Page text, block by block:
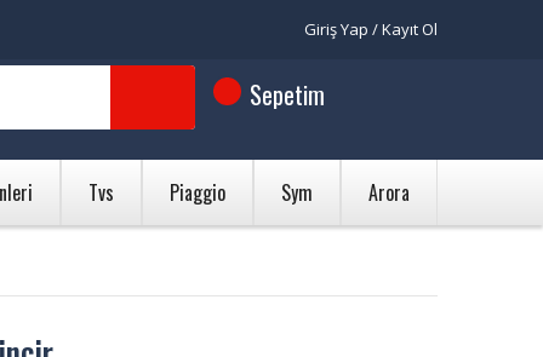
Giriş Yap / Kayıt Ol
Sepetim
Tvs Piaggio Sym Arora